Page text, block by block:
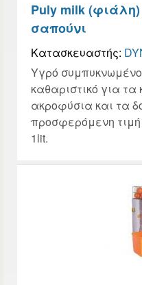
Puly milk
σαπούνι
Κατασκευαστής:
Υγρό
καθαριστικό για
ακροφύσια και τα
προσφερόμενη
1lit.